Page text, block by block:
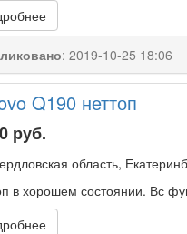
: 2019-10-25 18:06
Q190 неттоп
руб.
область,
в хорошем состоянии. Вс